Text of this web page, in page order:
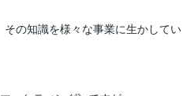
の知識を様々な事業に生かしてい